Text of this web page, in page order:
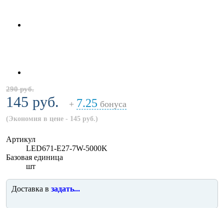
290 руб.
145 руб. + 7.25 бонуса
(Экономия в цене - 145 руб.)
Артикул
LED671-E27-7W-5000K
Базовая единица
шт
Доставка в задать...